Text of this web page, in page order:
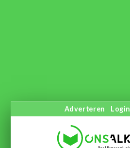
Adverteren Login